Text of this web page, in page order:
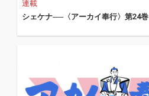
連載
シェケナ──〈アーカイ奉行〉第24巻